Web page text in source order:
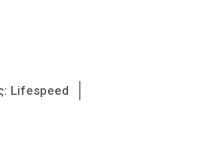
Lifespeed